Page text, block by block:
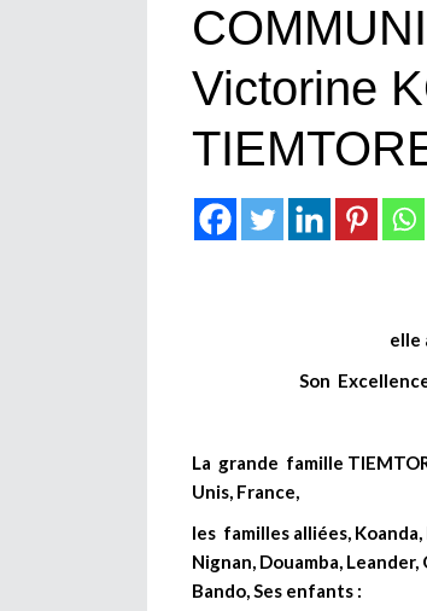
Victorine
elle
Son
La grande famille
Unis, France,
les familles alliées,
Nignan, Douamba,
Bando, Ses enfants :